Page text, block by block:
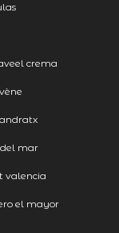
crema
mar
valencia
el mayor